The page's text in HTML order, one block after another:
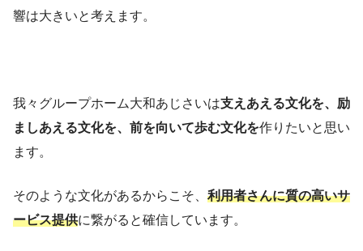
響は大きいと考えます。
我々グループホーム大和あじさいは支えあえる文化を、励
ましあえる文化を、前を向いて歩む文化を作りたいと思い
ます。
そのような文化があるからこそ、 利用者さんに質の高いサ
ービス提供に繋がると確信しています。